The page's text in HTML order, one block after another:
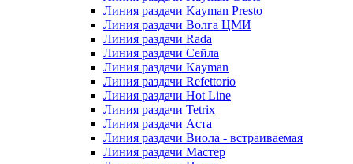
Линия раздачи Kayman Presto
Линия раздачи Волга ЦМИ
Линия раздачи Rada
Линия раздачи Сейла
Линия раздачи Kayman
Линия раздачи Refettorio
Линия раздачи Hot Line
Линия раздачи Tetrix
Линия раздачи Аста
Линия раздачи Виола - встраиваемая
Линия раздачи Мастер